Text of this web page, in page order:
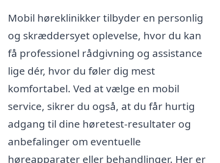
Mobil høreklinikker tilbyder en personlig
og skræddersyet oplevelse, hvor du kan
få professionel rådgivning og assistance
lige dér, hvor du føler dig mest
komfortabel. Ved at vælge en mobil
service, sikrer du også, at du får hurtig
adgang til dine høretest-resultater og
anbefalinger om eventuelle
høreapparater eller behandlinger. Her er